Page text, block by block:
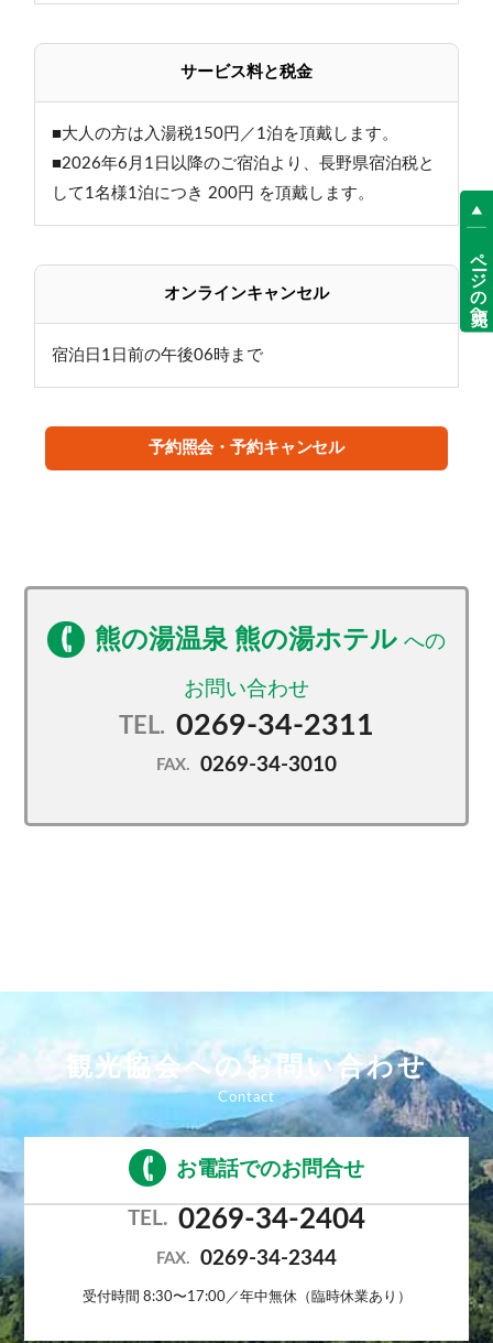
≪ご朝食≫
バイキングまたは和定食
※日程により異なります（選択不可）
しっかり食べて、元気に出発
【お食事時間等のご案内】
・夕食時間／18:00～19:30
・野趣あふれる3種の湯船
≪その２志賀高原の自然満喫！≫
夏は大自然へトレッキングに出かけよう！
冬はウィンタースポーツ三昧！
徒歩3分！ホームゲレンデ熊の湯スキー場がおすすめ！
≪その３館内施設も充実≫
サービス料と税金
■大人の方は入湯税150円／1泊を頂戴します。
■2026年6月1日以降のご宿泊より、長野県宿泊税と
して1名様1泊につき 200円 を頂戴します。
オンラインキャンセル
宿泊日1日前の午後06時まで
予約照会・予約キャンセル
熊の湯温泉 熊の湯ホテル
TEL. 0269-34-2311
FAX. 0269-34-3010
観光協会へのお問い合わせ
お電話でのお問合せ
TEL. 0269-34-2404
FAX. 0269-34-2344
受付時間 8:30〜17:00／年中無休（臨時休業あり）
ページの先頭へ